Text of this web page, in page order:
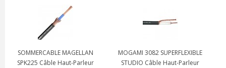
MOGAMI 3082 SUPERFLEXIBLE
STUDIO Câble Haut-Parleur
VIABLUE SC-1 Câble Haut-
Parleur Cuivre Plaqué Argent